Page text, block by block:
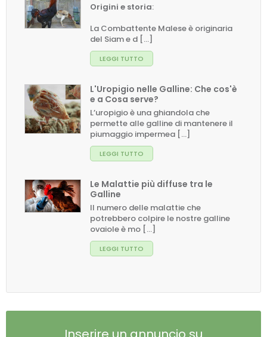
Origini e storia:
La Combattente Malese è originaria
del Siam e d [...]
LEGGI TUTTO
L'Uropigio nelle Galline: Che cos'è
e a Cosa serve?
L’uropigio è una ghiandola che
permette alle galline di mantenere il
piumaggio impermea [...]
LEGGI TUTTO
Le Malattie più diffuse tra le
Galline
Il numero delle malattie che
potrebbero colpire le nostre galline
ovaiole è mo [...]
LEGGI TUTTO